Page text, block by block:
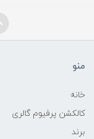
منو
خانه
کالکشن پرفیوم گالری
برند